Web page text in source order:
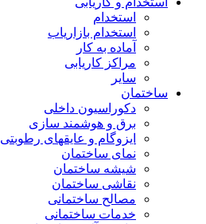
استخدام
استخدام بازاریاب
آماده به کار
مراکز کاریابی
سایر
ساختمان
دکوراسیون داخلی
برق و هوشمند سازی
ایزوگام و عایقهای رطوبتی
نمای ساختمان
شیشه ساختمان
نقاشی ساختمان
مصالح ساختمانی
خدمات ساختمانی